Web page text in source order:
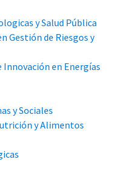
y Salud Pública
Gestión de Riesgos y
en Energías
y Sociales
y Alimentos